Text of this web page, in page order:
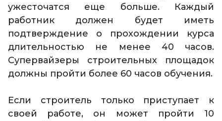
ужесточатся еще больше. Каждый
работник должен будет иметь
подтверждение о прохождении курса
длительностью не менее 40 часов.
Супервайзеры строительных площадок
должны пройти более 60 часов обучения.
Если строитель только приступает к
своей работе, он может пройти 10